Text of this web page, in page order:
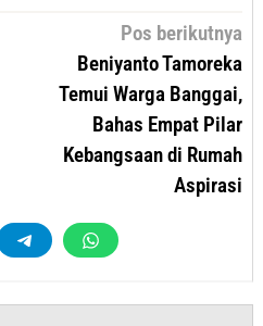
Pos berikutnya
Beniyanto Tamoreka
Temui Warga Banggai,
Bahas Empat Pilar
Kebangsaan di Rumah
Aspirasi